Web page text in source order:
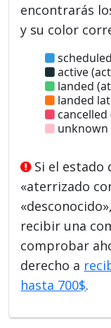
encontrarás
y su color
active
landed
landed
unknown
Si el estado
«aterrizado
recibir una
comprobar
derecho a
hasta 700$.